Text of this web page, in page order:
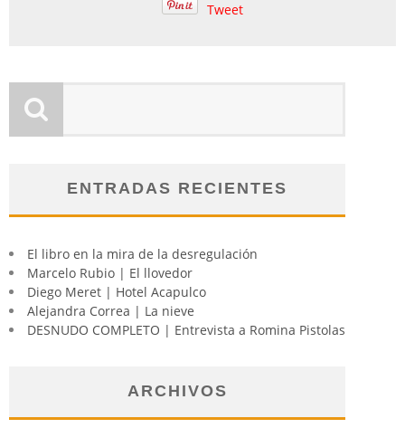
Tweet
ENTRADAS RECIENTES
El libro en la mira de la desregulación
Marcelo Rubio | El llovedor
Diego Meret | Hotel Acapulco
Alejandra Correa | La nieve
DESNUDO COMPLETO | Entrevista a Romina Pistolas
ARCHIVOS